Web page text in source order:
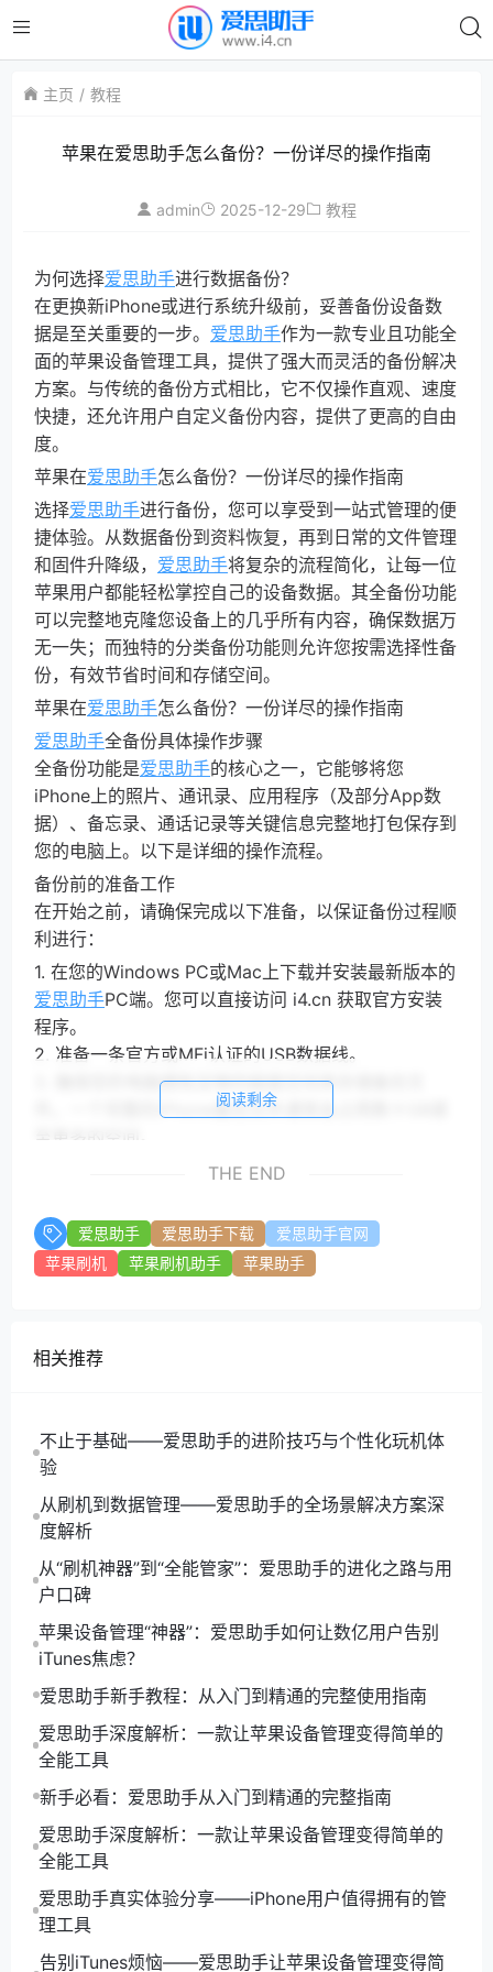
主页 教程
苹果在爱思助手怎么备份？一份详尽的操作指南
admin 2025-12-29 教程
为何选择爱思助手进行数据备份？
在更换新iPhone或进行系统升级前，妥善备份设备数
据是至关重要的一步。 爱思助手作为一款专业且功能全
面的苹果设备管理工具，提供了强大而灵活的备份解决
方案。与传统的备份方式相比，它不仅操作直观、速度
快捷，还允许用户自定义备份内容，提供了更高的自由
度。
苹果在爱思助手怎么备份？一份详尽的操作指南
选择爱思助手进行备份，您可以享受到一站式管理的便
捷体验。从数据备份到资料恢复，再到日常的文件管理
和固件升降级， 爱思助手将复杂的流程简化，让每一位
苹果用户都能轻松掌控自己的设备数据。其全备份功能
可以完整地克隆您设备上的几乎所有内容，确保数据万
无一失；而独特的分类备份功能则允许您按需选择性备
份，有效节省时间和存储空间。
苹果在爱思助手怎么备份？一份详尽的操作指南
爱思助手全备份具体操作步骤
全备份功能是爱思助手的核心之一，它能够将您
iPhone上的照片、通讯录、应用程序（及部分App数
据）、备忘录、通话记录等关键信息完整地打包保存到
您的电脑上。以下是详细的操作流程。
备份前的准备工作
在开始之前，请确保完成以下准备，以保证备份过程顺
利进行：
1. 在您的Windows PC或Mac上下载并安装最新版本的
爱思助手PC端。您可以直接访问 i4.cn 获取官方安装
程序。
2. 准备一条官方或MFi认证的USB数据线。
3. 确保您的电脑拥有足够的磁盘空间来存储备份文
件。一个完整的iPhone备份文件通常会占用数十GB甚
至更多的空间。
1. 打开电脑上的 爱思助手软件，然后通过USB数据线将
您的iPhone连接到电脑。
3 ”爱思助手
份”两个选项。请选择左侧的“全备份”。
5. 在下方，您可以自定义备份文件的存储路径。如果
不需要修改，爱思助手会将其保存在默认位置。
6. 点击蓝色的“立即备份”按钮。程序会立即开始扫描设
备数据并执行备份。您可以实时看到备份进度、预计剩
余时间以及正在备份的数据类型。
设备连接或操作手机，以免造成备份失败或文件损坏。
8. 备份完成后，界面会提示“全备份已完成”。您可以在
备份管理列表中看到刚刚创建的备份记录，包含了备份
时间、设备名称和文件大小等信息。
什么是爱思助手
除了全备份，爱思助手还提供了一项极具特色的功能
数据的需求。比如，您只想保存手机里的照片和通讯
录，而不需要备份庞大的App和系统设置。
使用分类备份时，您可以像勾选文件一样，自由选择需
要备份的数据类别，例如：
联系人
阅读剩余
THE END
爱思助手 爱思助手下载
爱思助手官网
苹果刷机
苹果刷机助手 苹果助手
相关推荐
不止于基础——爱思助手的进阶技巧与个性化玩机体
验
从刷机到数据管理——爱思助手的全场景解决方案深
度解析
从“刷机神器”到“全能管家”：爱思助手的进化之路与用
户口碑
苹果设备管理“神器”：爱思助手如何让数亿用户告别
iTunes焦虑？
爱思助手新手教程：从入门到精通的完整使用指南
爱思助手深度解析：一款让苹果设备管理变得简单的
全能工具
新手必看：爱思助手从入门到精通的完整指南
爱思助手深度解析：一款让苹果设备管理变得简单的
全能工具
爱思助手真实体验分享——iPhone用户值得拥有的管
理工具
告别iTunes烦恼——爱思助手让苹果设备管理变得简